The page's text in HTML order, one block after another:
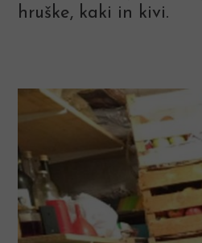
hruške, kaki in kivi.